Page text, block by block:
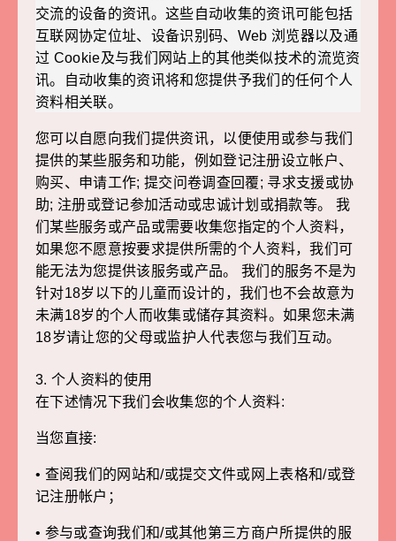
交流的设备的资讯。这些自动收集的资讯可能包括
互联网协定位址、设备识别码、Web 浏览器以及通
过 Cookie及与我们网站上的其他类似技术的流览资
讯。自动收集的资讯将和您提供予我们的任何个人
资料相关联。
您可以自愿向我们提供资讯，以便使用或参与我们
提供的某些服务和功能，例如登记注册设立帐户、
购买、申请工作; 提交问卷调查回覆; 寻求支援或协
助; 注册或登记参加活动或忠诚计划或捐款等。 我
们某些服务或产品或需要收集您指定的个人资料，
如果您不愿意按要求提供所需的个人资料，我们可
能无法为您提供该服务或产品。 我们的服务不是为
针对18岁以下的儿童而设计的，我们也不会故意为
未满18岁的个人而收集或储存其资料。如果您未满
18岁请让您的父母或监护人代表您与我们互动。
3. 个人资料的使用
在下述情况下我们会收集您的个人资料:
当您直接:
• 查阅我们的网站和/或提交文件或网上表格和/或登
记注册帐户；
• 参与或查询我们和/或其他第三方商户所提供的服